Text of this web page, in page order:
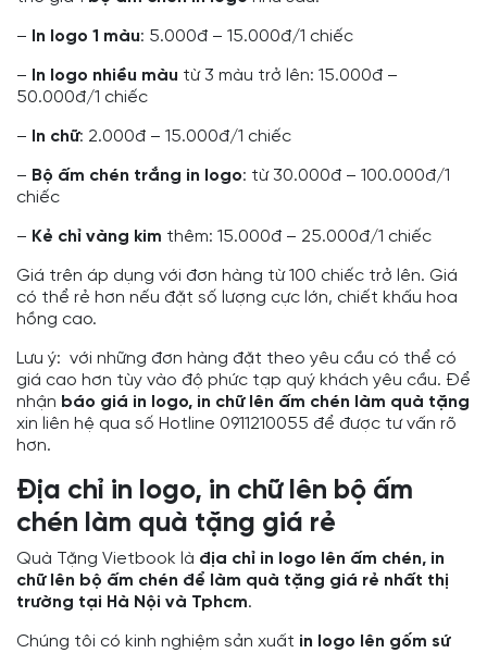
– In logo 1 màu: 5.000đ – 15.000đ/1 chiếc
– In logo nhiều màu từ 3 màu trở lên: 15.000đ –
50.000đ/1 chiếc
– In chữ: 2.000đ – 15.000đ/1 chiếc
– Bộ ấm chén trắng in logo: từ 30.000đ – 100.000đ/1
chiếc
– Kẻ chỉ vàng kim thêm: 15.000đ – 25.000đ/1 chiếc
Giá trên áp dụng với đơn hàng từ 100 chiếc trở lên. Giá
có thể rẻ hơn nếu đặt số lượng cực lớn, chiết khấu hoa
hồng cao.
Lưu ý: với những đơn hàng đặt theo yêu cầu có thể có
giá cao hơn tùy vào độ phức tạp quý khách yêu cầu. Để
nhận báo giá in logo, in chữ lên ấm chén làm quà tặng
xin liên hệ qua số Hotline 0911210055 để được tư vấn rõ
hơn.
Địa chỉ in logo, in chữ lên bộ ấm
chén làm quà tặng giá rẻ
Quà Tặng Vietbook là địa chỉ in logo lên ấm chén, in
chữ lên bộ ấm chén để làm quà tặng giá rẻ nhất thị
trường tại Hà Nội và Tphcm.
Chúng tôi có kinh nghiệm sản xuất in logo lên gốm sứ